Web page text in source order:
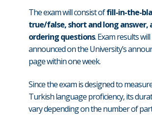
The exam will consist offill-in-the-
true/false, short and long answer,
ordering questions. Exam results will
announced on the University’s
page within one week.
Since the exam is designed to
Turkish language proficiency, its
vary depending on the number of